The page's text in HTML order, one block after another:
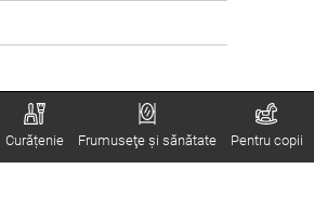
Curățenie Frumuseţe şi sănătate Pentru copii